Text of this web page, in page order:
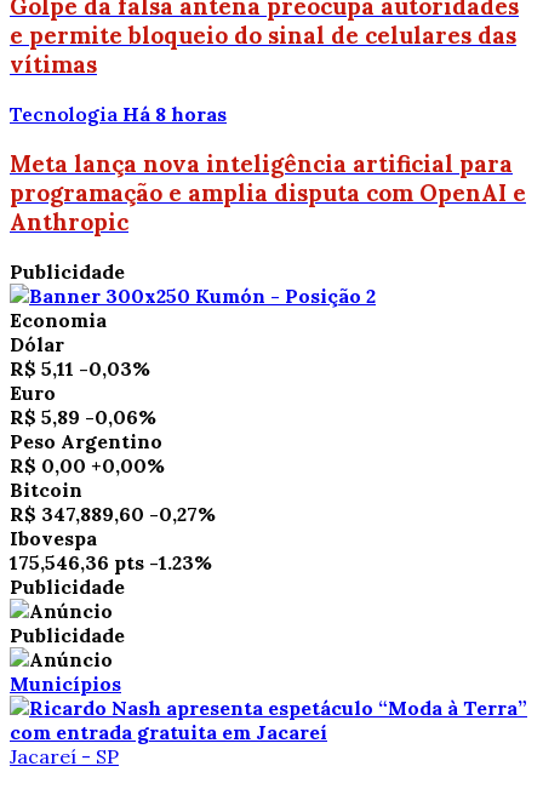
Golpe da falsa antena preocupa autoridades
e permite bloqueio do sinal de celulares das
vítimas
Tecnologia Há 8 horas
Meta lança nova inteligência artificial para
programação e amplia disputa com OpenAI e
Anthropic
Publicidade
Economia
Dólar
R$ 5,11 -0,03%
Euro
R$ 5,89 -0,06%
Peso Argentino
R$ 0,00 +0,00%
Bitcoin
R$ 347,889,60 -0,27%
Ibovespa
175,546,36 pts -1.23%
Publicidade
Publicidade
Municípios
Jacareí - SP